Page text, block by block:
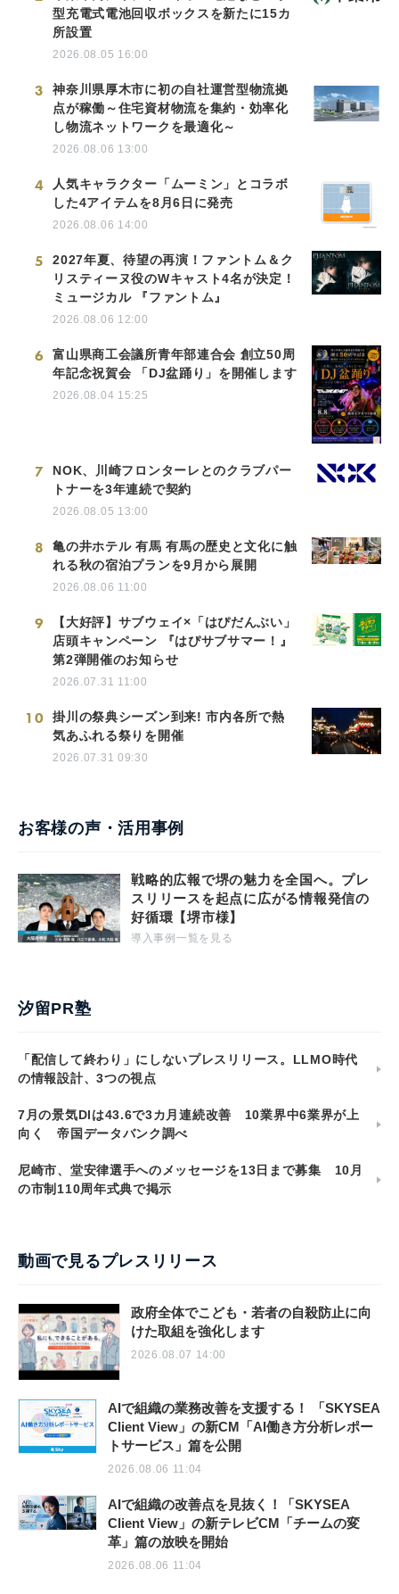
型充電式電池回収ボックスを新たに15カ
所設置
2026.08.05 16:00
3
神奈川県厚木市に初の自社運営型物流拠
点が稼働～住宅資材物流を集約・効率化
し物流ネットワークを最適化～
2026.08.06 13:00
4
人気キャラクター「ムーミン」とコラボ
した4アイテムを8月6日に発売
2026.08.06 14:00
5
2027年夏、待望の再演！ファントム＆ク
リスティーヌ役のWキャスト4名が決定！
ミュージカル 『ファントム』
2026.08.06 12:00
6
富山県商工会議所青年部連合会 創立50周
年記念祝賀会 「DJ盆踊り」を開催します
2026.08.04 15:25
7
NOK、川崎フロンターレとのクラブパー
トナーを3年連続で契約
2026.08.05 13:00
8
亀の井ホテル 有馬 有馬の歴史と文化に触
れる秋の宿泊プランを9月から展開
2026.08.06 11:00
9
【大好評】サブウェイ×「はぴだんぶい」
店頭キャンペーン 『はぴサブサマー！』
第2弾開催のお知らせ
2026.07.31 11:00
10
掛川の祭典シーズン到来! 市内各所で熱
気あふれる祭りを開催
2026.07.31 09:30
お客様の声・活用事例
戦略的広報で堺の魅力を全国へ。プレ
スリリースを起点に広がる情報発信の
好循環【堺市様】
導入事例一覧を見る
汐留PR塾
「配信して終わり」にしないプレスリリース。LLMO時代
の情報設計、3つの視点
7月の景気DIは43.6で3カ月連続改善 10業界中6業界が上
向く 帝国データバンク調べ
尼崎市、堂安律選手へのメッセージを13日まで募集 10月
の市制110周年式典で掲示
動画で見るプレスリリース
政府全体でこども・若者の自殺防止に向
けた取組を強化します
2026.08.07 14:00
AIで組織の業務改善を支援する！ 「SKYSEA
Client View」の新CM「AI働き方分析レポー
トサービス」篇を公開
2026.08.06 11:04
AIで組織の改善点を見抜く！「SKYSEA
Client View」の新テレビCM「チームの変
革」篇の放映を開始
2026.08.06 11:04